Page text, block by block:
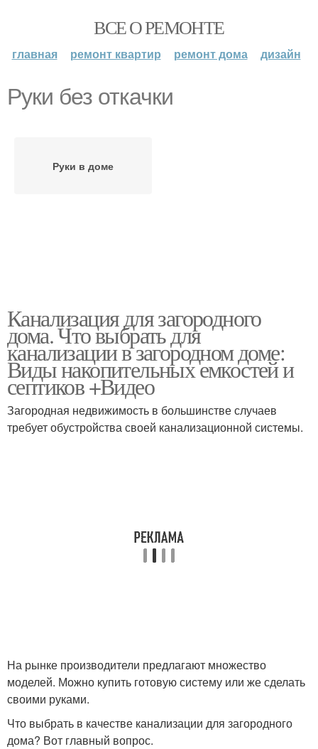
ВСЕ О РЕМОНТЕ
главная ремонт квартир ремонт дома дизайн
Руки без откачки
Руки в доме
Канализация для загородного
дома. Что выбрать для
канализации в загородном доме:
Виды накопительных емкостей и
септиков +Видео
Загородная недвижимость в большинстве случаев
требует обустройства своей канализационной системы.
На рынке производители предлагают множество
моделей. Можно купить готовую систему или же сделать
своими руками.
Что выбрать в качестве канализации для загородного
дома? Вот главный вопрос.